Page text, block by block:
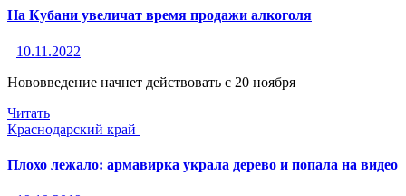
На Кубани увеличат время продажи алкоголя
10.11.2022
Нововведение начнет действовать с 20 ноября
Читать
Краснодарский край
Плохо лежало: армавирка украла дерево и попала на видео